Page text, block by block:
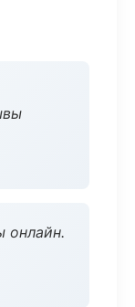
онлайн.